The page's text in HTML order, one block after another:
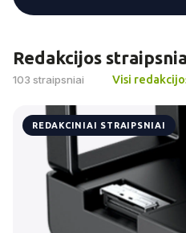
Redakcijos
103 straipsniai Visi
REDAKCINIAI STRAIPSNIAI